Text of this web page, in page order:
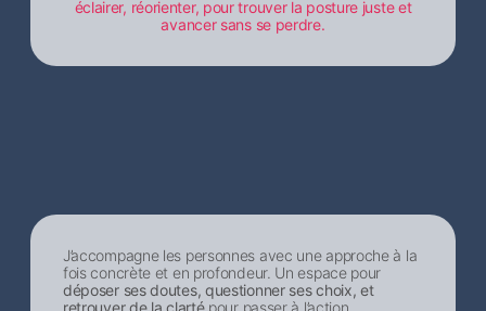
éclairer, réorienter, pour trouver la posture juste et
avancer sans se perdre.
J’accompagne les personnes avec une approche à la
fois concrète et en profondeur. Un espace pour
déposer ses doutes, questionner ses choix, et
retrouver de la clartépour passer à l’action